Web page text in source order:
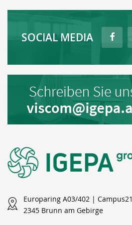
SOCIAL MEDIA
Europaring A03/402 | Campus21
2345 Brunn am Gebirge